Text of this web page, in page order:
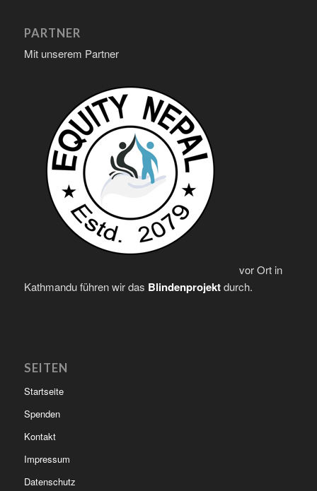
PARTNER
Mit unserem Partner
vor Ort in
Kathmandu führen wir das Blindenprojektdurch.
SEITEN
Startseite
Spenden
Kontakt
Impressum
Datenschutz